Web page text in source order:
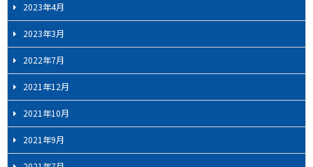
2023年4月
2023年3月
2022年7月
2021年12月
2021年10月
2021年9月